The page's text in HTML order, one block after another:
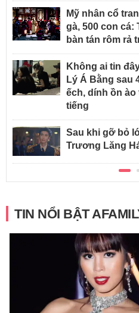
Mỹ nhân cổ
gà, 500 con
bàn tán rôm rả
Không ai tin
Lý Á Bằng sau
ếch, dính ồn ào
tiếng
Sau khi gỡ bỏ
Trương Lăng
TIN NỔI BẬT